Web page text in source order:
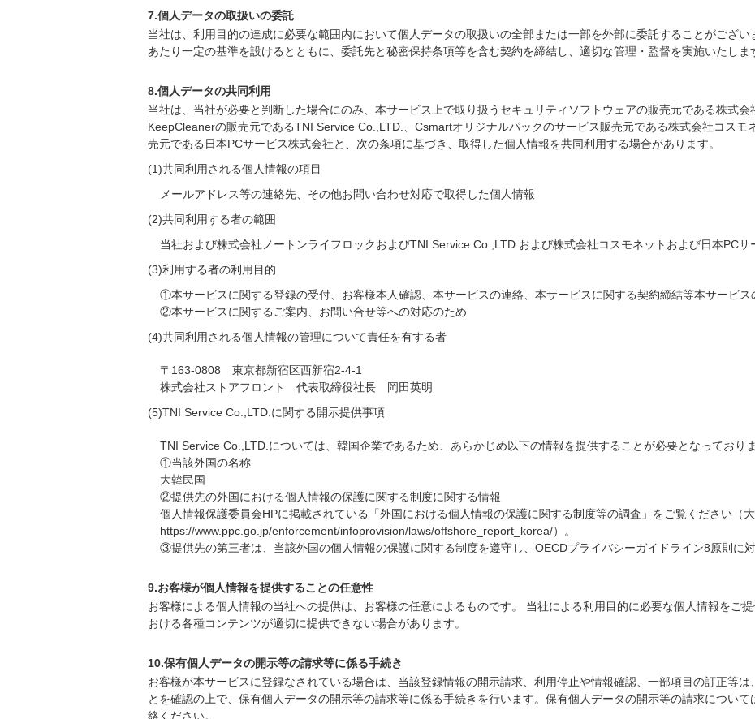
7.個人データの取扱いの委託
当社は、利用目的の達成に必要な範囲内において個人データの取扱いの全部または一部を外部に委託することがござ
あたり一定の基準を設けるとともに、委託先と秘密保持条項等を含む契約を締結し、適切な管理・監督を実施いたしま
8.個人データの共同利用
当社は、当社が必要と判断した場合にのみ、本サービス上で取り扱うセキュリティソフトウェアの販売元である株式
KeepCleanerの販売元であるTNI Service Co.,LTD.、Csmartオリジナルパックのサービス販売元である株式会社コスモ
売元である日本PCサービス株式会社と、次の条項に基づき、取得した個人情報を共同利用する場合があります。
(1)共同利用される個人情報の項目
メールアドレス等の連絡先、その他お問い合わせ対応で取得した個人情報
(2)共同利用する者の範囲
当社および株式会社ノートンライフロックおよびTNI Service Co.,LTD.および株式会社コスモネットおよび日本PCサ
(3)利用する者の利用目的
①本サービスに関する登録の受付、お客様本人確認、本サービスの連絡、本サービスに関する契約締結等本サービ
②本サービスに関するご案内、お問い合せ等への対応のため
(4)共同利用される個人情報の管理について責任を有する者
〒163-0808 東京都新宿区西新宿2-4-1
株式会社ストアフロント 代表取締役社長 岡田英明
(5)TNI Service Co.,LTD.に関する開示提供事項
TNI Service Co.,LTD.については、韓国企業であるため、あらかじめ以下の情報を提供することが必要となっておりま
①当該外国の名称
大韓民国
②提供先の外国における個人情報の保護に関する制度に関する情報
個人情報保護委員会HPに掲載されている「外国における個人情報の保護に関する制度等の調査」をご覧ください（大
https://www.ppc.go.jp/enforcement/infoprovision/laws/offshore_report_korea/）。
③提供先の第三者は、当該外国の個人情報の保護に関する制度を遵守し、OECDプライバシーガイドライン8原則に
9.お客様が個人情報を提供することの任意性
お客様による個人情報の当社への提供は、お客様の任意によるものです。 当社による利用目的に必要な個人情報をご
おける各種コンテンツが適切に提供できない場合があります。
10.保有個人データの開示等の請求等に係る手続き
お客様が本サービスに登録なされている場合は、当該登録情報の開示請求、利用停止や情報確認、一部項目の訂正等は
とを確認の上で、保有個人データの開示等の請求等に係る手続きを行います。保有個人データの開示等の請求につい
絡ください。